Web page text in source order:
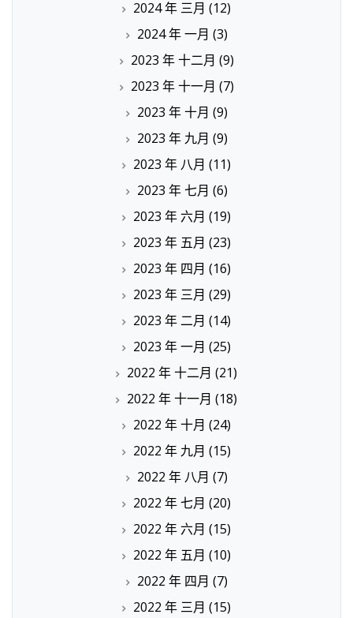
2024 年 三月 (12)
2024 年 一月 (3)
2023 年 十二月 (9)
2023 年 十一月 (7)
2023 年 十月 (9)
2023 年 九月 (9)
2023 年 八月 (11)
2023 年 七月 (6)
2023 年 六月 (19)
2023 年 五月 (23)
2023 年 四月 (16)
2023 年 三月 (29)
2023 年 二月 (14)
2023 年 一月 (25)
2022 年 十二月 (21)
2022 年 十一月 (18)
2022 年 十月 (24)
2022 年 九月 (15)
2022 年 八月 (7)
2022 年 七月 (20)
2022 年 六月 (15)
2022 年 五月 (10)
2022 年 四月 (7)
2022 年 三月 (15)